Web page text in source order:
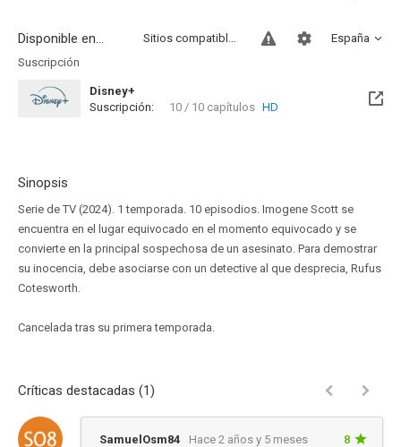
Disponible en... España
Sitios compatibles
Suscripción
Disney+
Suscripción:
10 / 10 capítulos HD
Sinopsis
Serie de TV (2024). 1 temporada. 10 episodios. Imogene Scott se
encuentra en el lugar equivocado en el momento equivocado y se
convierte en la principal sospechosa de un asesinato. Para demostrar
su inocencia, debe asociarse con un detective al que desprecia, Rufus
Cotesworth.
Cancelada tras su primera temporada.
Críticas destacadas (1)
SamuelOsm84 Hace 2 años y 5 meses 8